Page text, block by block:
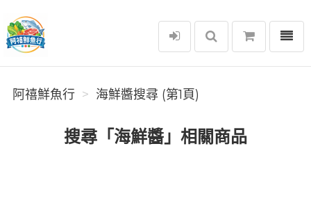
阿禧鮮魚行
選單
阿禧鮮魚行 海鮮醬搜尋 (第1頁)
搜尋「海鮮醬」相關商品